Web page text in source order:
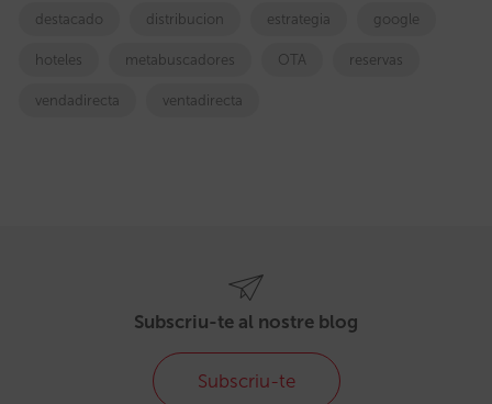
destacado distribucion estrategia google
hoteles metabuscadores OTA reservas
vendadirecta ventadirecta
Subscriu-te al nostre blog
Subscriu-te